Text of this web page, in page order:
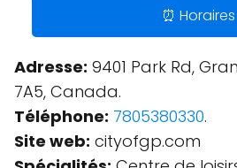
⏰ Horaires
Adresse: 9401 Park Rd,
7A5, Canada.
Téléphone: 7805380330.
Site web: cityofgp.com